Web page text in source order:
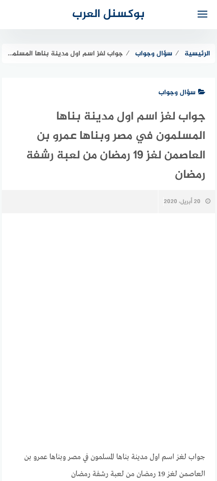
بوكسنل العرب
الرئيسية ⁄ سؤال وجواب ⁄ جواب لغز اسم اول مدينة بناها المسلمون في مصر وبناها عمرو بن العاصمن لغز 19 رمضان من لعبة رشفة رمضان
سؤال وجواب
جواب لغز اسم اول مدينة بناها
المسلمون في مصر وبناها عمرو بن
العاصمن لغز 19 رمضان من لعبة رشفة
رمضان
20 أبريل، 2020
جواب لغز اسم اول مدينة بناها المسلمون في مصر وبناها عمرو بن
العاصمن لغز 19 رمضان من لعبة رشفة رمضان